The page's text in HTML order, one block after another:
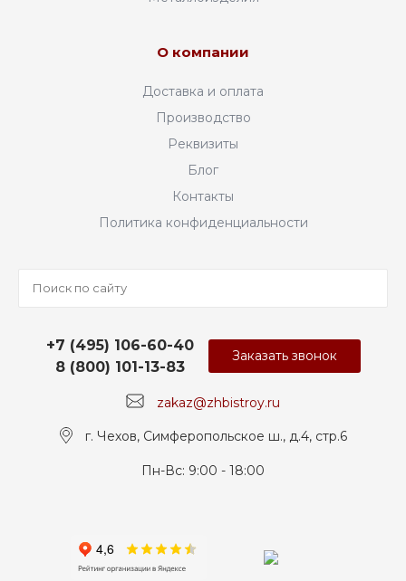
О компании
Доставка и оплата
Производство
Реквизиты
Блог
Контакты
Политика конфиденциальности
+7 (495) 106-60-40
8 (800) 101-13-83
zakaz@zhbistroy.ru
Заказать звонок
г. Чехов, Симферопольское ш., д.4, стр.6
Пн-Вс: 9:00 - 18:00